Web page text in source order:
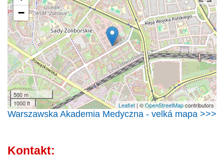
−
500 m
1000 ft
Leaflet | ©OpenStreetMapcontributors
Warszawska Akademia Medyczna - velká mapa >>>
Kontakt: